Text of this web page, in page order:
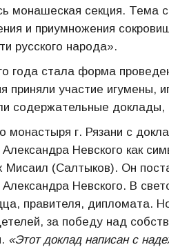
монашеская секция. Тема
и приумножения
русского народа».
года стала форма
приняли участие игумены,
содержательные
монастыря г. Рязани с
Александра Невского как
Мисаил (Салтыков). Он
Александра Невского. В
правителя, дипломата.
за победу над
«Этот доклад написан с